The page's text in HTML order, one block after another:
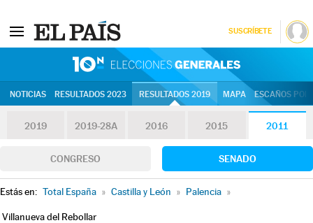
SUSCRÍBETE
NOTICIAS RESULTADOS 2023 RESULTADOS 2019 MAPA ESCAÑOS
2019 2019-28A 2016 2015 2011
CONGRESO SENADO
Estás en: Total España » Castilla y León » Palencia »
Villanueva del Rebollar